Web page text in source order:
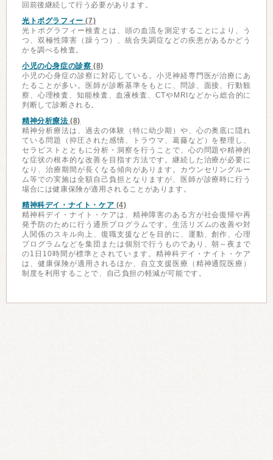
回前後継続して行う必要があります。
光トポグラフィー (7)
光トポグラフィー検査とは、頭の血流を測定することにより、う
つ、双極性障害（躁うつ）、統合失調症などの疾患があるかどう
かを調べる検査。
小児の心身症の診察 (8)
小児の心身症の診察に対応している。小児神経専門医が治療にあ
たることが多い。医師が診断基準をもとに、問診、面接、行動観
察、心理検査、知能検査、血液検査、CTやMRIなどから総合的に
判断して診断される。
精神分析療法 (8)
精神分析療法は、過去の体験（特に幼少期）や、心の奥底に隠れ
ている問題（抑圧された感情、トラウマ、葛藤など）を整理し、
セラピストとともに分析・洞察を行うことで、心の問題や精神的
な症状の根本的な改善を目指す方法です。継続した治療が必要に
なり、治療期間が長くなる傾向があります。カウンセリングルー
ム等での実施は全額自己負担となりますが、医師が診療時に行う
場合には健康保険が適用されることがあります。
精神科デイ・ナイト・ケア (4)
精神科デイ・ナイト・ケアは、精神障害のある方が社会復帰や再
発予防のために行う通所プログラムです。生活リズムの改善や対
人関係のスキル向上、復職支援などを目的に、運動、創作、心理
プログラムなどを集団または個別で行うものであり、朝～夜まで
の1日10時間が標準とされています。精神科デイ・ナイト・ケア
は、健康保険が適用されるほか、自立支援医療（精神通院医療）
制度を利用することで、自己負担の軽減が可能です。